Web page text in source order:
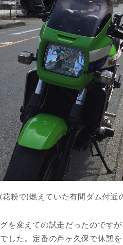
粉で)燃えていた有間ダム付近
を変えての試走だったのです
した。定番の芦ヶ久保で休憩